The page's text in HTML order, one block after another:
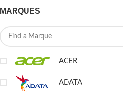
MARQUES
ACER
ADATA